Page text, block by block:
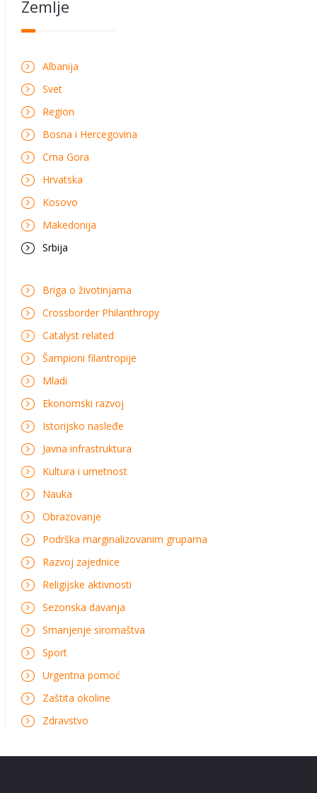
Zemlje
Albanija
Svet
Region
Bosna i Hercegovina
Crna Gora
Hrvatska
Kosovo
Makedonija
Srbija
Briga o životinjama
Crossborder Philanthropy
Catalyst related
Šampioni filantropije
Mladi
Ekonomski razvoj
Istorijsko nasleđe
Javna infrastruktura
Kultura i umetnost
Nauka
Obrazovanje
Podrška marginalizovanim grupama
Razvoj zajednice
Religijske aktivnosti
Sezonska davanja
Smanjenje siromaštva
Sport
Urgentna pomoć
Zaštita okoline
Zdravstvo